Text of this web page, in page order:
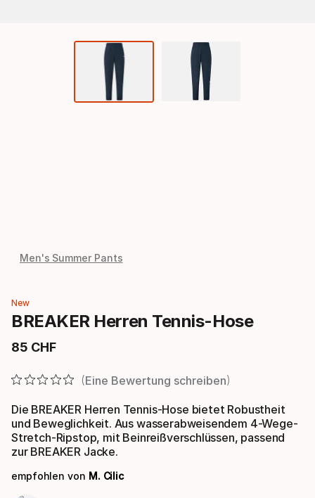
Men's Summer Pants
New
BREAKER Herren Tennis-Hose
85 CHF
Endpreis
Eine Bewertung schreiben
Die BREAKER Herren Tennis-Hose bietet Robustheit
und Beweglichkeit. Aus wasserabweisendem 4-Wege-
Stretch-Ripstop, mit Beinreißverschlüssen, passend
zur BREAKER Jacke.
empfohlen von M. Cilic